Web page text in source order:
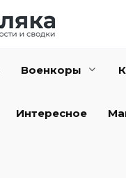
Военкоры
Интересное